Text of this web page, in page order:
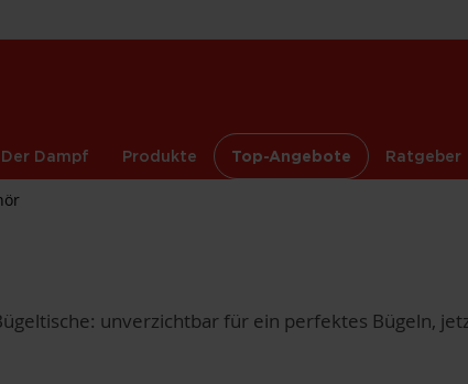
Der Dampf Produkte Top-Angebote Ratgeber
unverzichtbar für ein perfektes Bügeln,